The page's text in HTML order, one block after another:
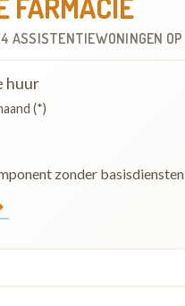
FARMACIE
ASSISTENTIEWONINGEN OP
huur
(*)
zonder basisdiensten